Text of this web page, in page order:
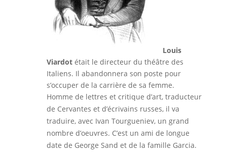
Louis
Viardotétait le directeur du théâtre des
Italiens. Il abandonnera son poste pour
s’occuper de la carrière de sa femme.
Homme de lettres et critique d’art, traducteur
de Cervantes et d’écrivains russes, il va
traduire, avec Ivan Tourgueniev, un grand
nombre d’oeuvres. C’est un ami de longue
date de George Sand et de la famille Garcia.